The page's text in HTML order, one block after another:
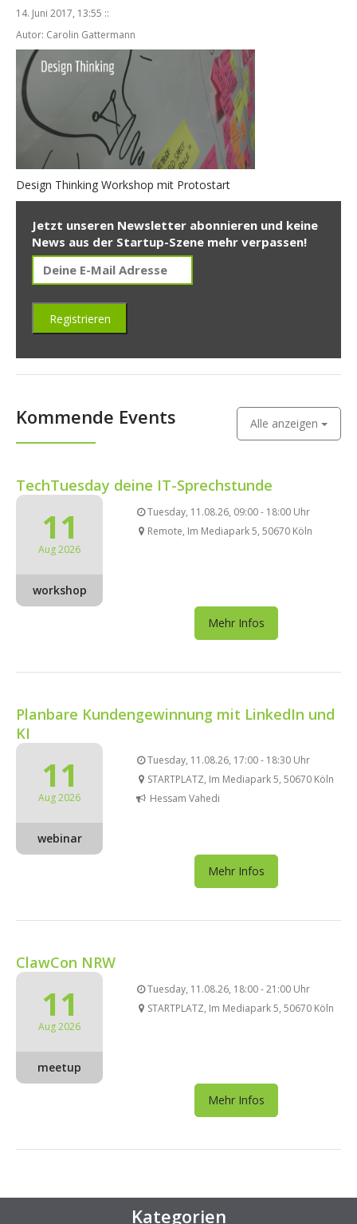
14. Juni 2017, 13:55 ::
Autor: Carolin Gattermann
Design Thinking Workshop mit Protostart
Jetzt unseren Newsletter abonnieren und keine
News aus der Startup-Szene mehr verpassen!
Kommende Events Alle anzeigen
TechTuesday deine IT-Sprechstunde
11
Aug 2026
workshop
Tuesday, 11.08.26, 09:00 - 18:00 Uhr
Remote, Im Mediapark 5, 50670 Köln
Mehr Infos
Planbare Kundengewinnung mit LinkedIn und
KI
11
Aug 2026
webinar
Tuesday, 11.08.26, 17:00 - 18:30 Uhr
STARTPLATZ, Im Mediapark 5, 50670 Köln
Hessam Vahedi
Mehr Infos
ClawCon NRW
11
Aug 2026
meetup
Tuesday, 11.08.26, 18:00 - 21:00 Uhr
STARTPLATZ, Im Mediapark 5, 50670 Köln
Mehr Infos
Kategorien